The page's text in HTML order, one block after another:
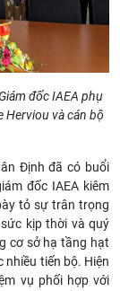
đốc IAEA phụ
Herviou và cán bộ
Định đã có buổi
đốc IAEA kiêm
tỏ sự trân trọng
kịp thời và quý
cơ sở hạ tầng hạt
tiến bộ. Hiện
vụ phối hợp với